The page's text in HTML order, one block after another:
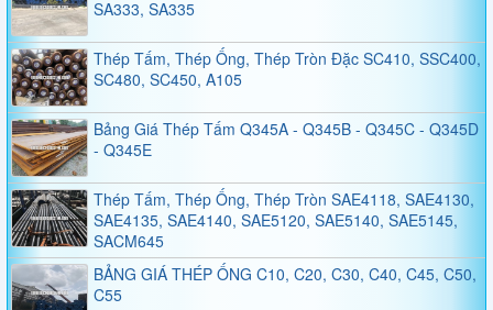
Thép Tấm, Thép Ống, Thép Tròn Đặc SC410, SSC400,
SC480, SC450, A105
Bảng Giá Thép Tấm Q345A - Q345B - Q345C - Q345D
- Q345E
Thép Tấm, Thép Ống, Thép Tròn SAE4118, SAE4130,
SAE4135, SAE4140, SAE5120, SAE5140, SAE5145,
SACM645
BẢNG GIÁ THÉP ỐNG C10, C20, C30, C40, C45, C50,
C55